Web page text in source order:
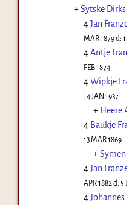
+Sytske
4Jan
MAR 1879d:
4Antje
FEB 1874
4Wipkje
14 JAN 1937
+ Heere
4 Baukje
13 MAR 1869
+Symen
4Jan
APR 1882 d: 5
4